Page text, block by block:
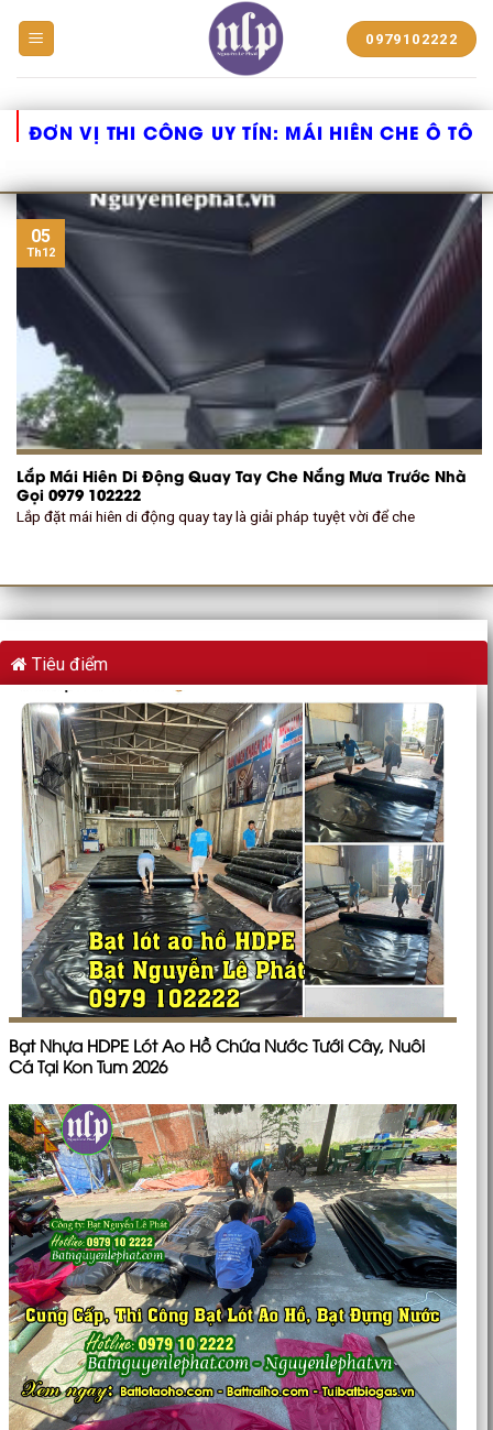
NHỰA
PHÁT
0979102222
ĐƠN VỊ THI CÔNG UY TÍN: MÁI HIÊN CHE Ô TÔ
Lắp Mái Hiên Di Động Quay Tay Che Nắng Mưa Trước Nhà
Gọi 0979 102222
Lắp đặt mái hiên di động quay tay là giải pháp tuyệt vời để che
05
Th12
Tiêu điểm
Bạt Nhựa HDPE Lót Ao Hồ Chứa Nước Tưới Cây, Nuôi
Cá Tại Kon Tum 2026